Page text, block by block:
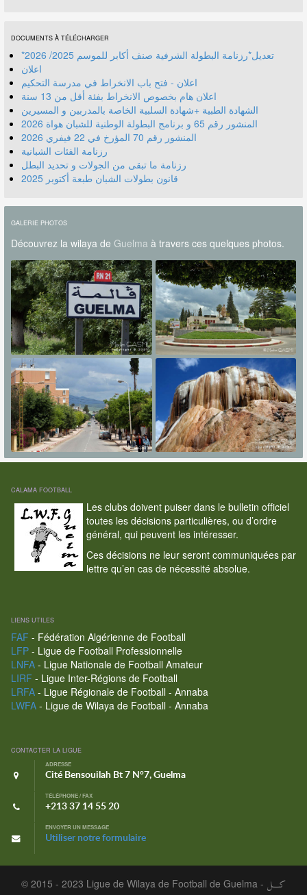
DOCUMENTS À TÉLÉCHARGER
*تعديل*رزنامة البطولة الشرفية صنف أكابر للموسم 2025/ 2026
اعلان
اعلان - فتح باب الانخراط في مدرسة التحكيم
اعلان هام بخصوص الانخراط بفئة أقل من 13 سنة
الشهادة الطبية +شهادة السلبية الخاصة بالمدربين و المسيرين
المنشور رقم 70 المؤرخ في 22 فيفري 2026
رزنامة الفئات الشبانية
رزنامة ما تبقى من الجولات و تحديد البطل
قانون بطولات الشبان طبعة أكتوبر 2025
GALERIE PHOTOS
Découvrez la wilaya de Guelmaà travers ces quelques photos.
CALAMA FOOTBALL
Les clubs doivent puiser dans le bulletin officiel
toutes les décisions particulières, ou d’ordre
général, qui peuvent les intéresser.
Ces décisions ne leur seront communiquées par
lettre qu’en cas de nécessité absolue.
LIENS UTILES
FAF - Fédération Algérienne de Football
LFP- Ligue de Football Professionnelle
LNFA- Ligue Nationale de Football Amateur
LIRF - Ligue Inter-Régions de Football
LRFA- Ligue Régionale de Football - Annaba
LWFA- Ligue de Wilaya de Football - Annaba
CONTACTER LA LIGUE
ADRESSE
Cité Bensouilah Bt 7 N°7, Guelma
TÉLÉPHONE / FAX
+213 37 14 55 20
ENVOYER UN MESSAGE
Utiliser notre formulaire
© 2015 - 2023 Ligue de Wilaya de Football de Guelma - كـــل